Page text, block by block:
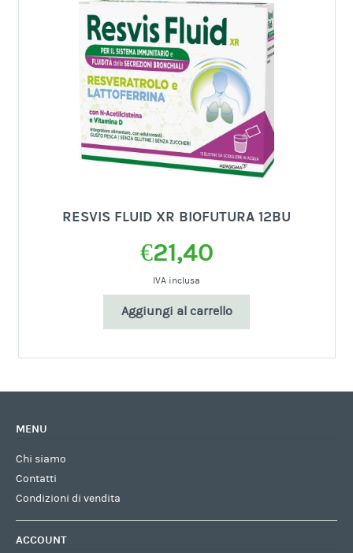
RESVIS FLUID XR BIOFUTURA 12BU
€21,40
IVA inclusa
Aggiungi al carrello
MENU
Chi siamo
Contatti
Condizioni di vendita
ACCOUNT